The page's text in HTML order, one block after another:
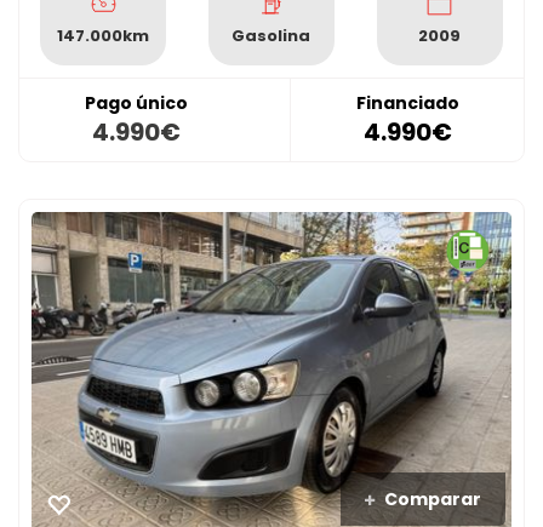
147.000km Gasolina 2009
Pago único
4.990€
Financiado
4.990€
Comparar